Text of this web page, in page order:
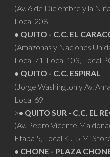
(Av. 6 de Diciembre y la
Local 208
• QUITO - C.C. EL
(Amazonas y Naciones
Local 71, Local 103, Local
• QUITO - C.C. ESPIRAL
(Jorge Washington y Av.
Local 69
>• QUITO SUR - C.C. EL
(Av. Pedro Vicente
Etapa 5, Local KJ-5 Mi
• CHONE - PLAZA